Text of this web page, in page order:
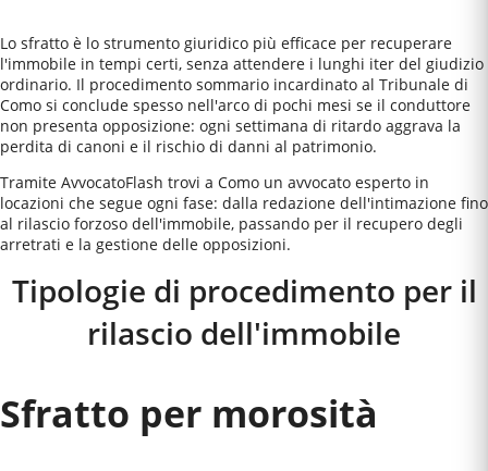
Lo sfratto è lo strumento giuridico più efficace per recuperare
l'immobile in tempi certi, senza attendere i lunghi iter del giudizio
ordinario. Il procedimento sommario incardinato al Tribunale di
Como si conclude spesso nell'arco di pochi mesi se il conduttore
non presenta opposizione: ogni settimana di ritardo aggrava la
perdita di canoni e il rischio di danni al patrimonio.
Tramite AvvocatoFlash trovi a Como un avvocato esperto in
locazioni che segue ogni fase: dalla redazione dell'intimazione fino
al rilascio forzoso dell'immobile, passando per il recupero degli
arretrati e la gestione delle opposizioni.
Tipologie di procedimento per il
rilascio dell'immobile
Sfratto per morosità